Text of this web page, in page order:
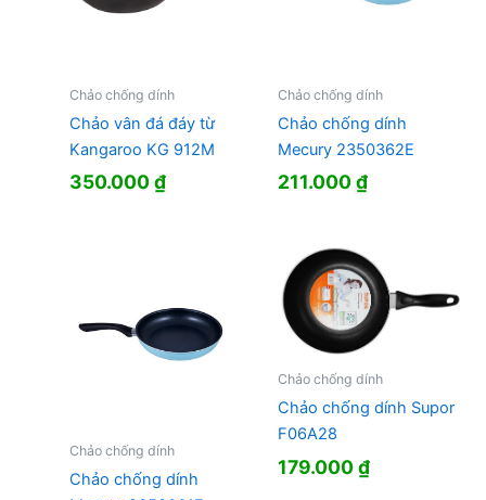
Chảo chống dính
Chảo vân đá đáy từ
Kangaroo KG 912M
350.000₫
Chảo chống dính
Chảo chống dính
Mecury 2350362E
211.000₫
Chảo chống dính
Chảo chống dính
Chảo chống dính
Chảo chống dính Supor
F06A28
179.000₫